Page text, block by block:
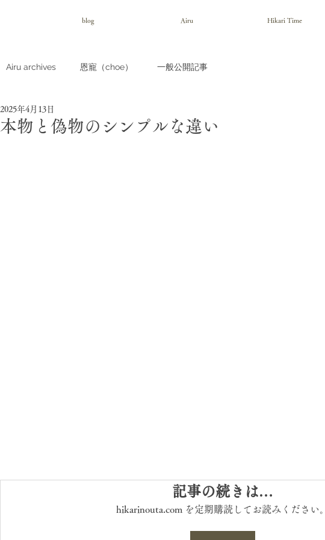
blog Airu Hikari Time
Airu archives 恩寵（choe） 一般公開記事
本物と偽物のシンプルな違い
2025年4月13日
記事の続きは…
hikarinouta.com を定期購読してお読みください。